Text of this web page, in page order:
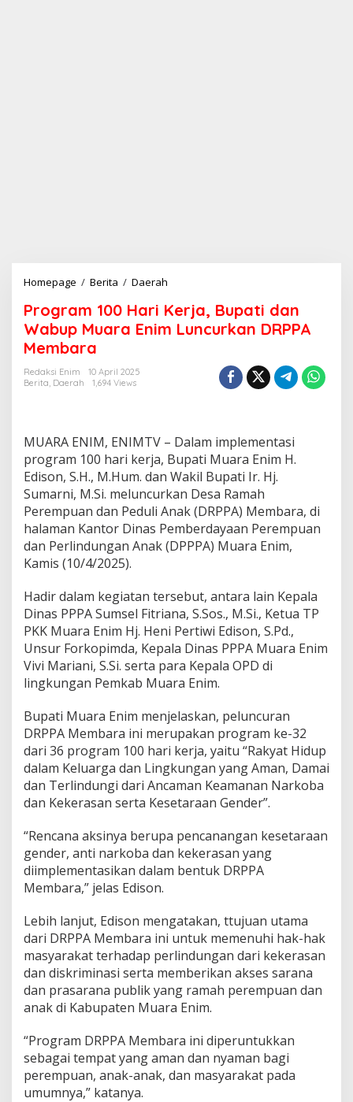
Homepage / Berita / Daerah
o
g
r
r
i
K
e
r
j
a
,
p
a
t
i
d
a
n
b
u
p
M
u
a
r
E
n
m
n
r
k
a
n
P
P
A
Program 100 Hari Kerja, Bupati dan
Wabup Muara Enim Luncurkan DRPPA
Membara
Redaksi Enim
10 April 2025
Berita, Daerah 1,694 Views
MUARA ENIM, ENIMTV – Dalam implementasi
program 100 hari kerja, Bupati Muara Enim H.
Edison, S.H., M.Hum. dan Wakil Bupati Ir. Hj.
Sumarni, M.Si. meluncurkan Desa Ramah
Perempuan dan Peduli Anak (DRPPA) Membara, di
halaman Kantor Dinas Pemberdayaan Perempuan
dan Perlindungan Anak (DPPPA) Muara Enim,
Kamis (10/4/2025).
Hadir dalam kegiatan tersebut, antara lain Kepala
Dinas PPPA Sumsel Fitriana, S.Sos., M.Si., Ketua TP
PKK Muara Enim Hj. Heni Pertiwi Edison, S.Pd.,
Unsur Forkopimda, Kepala Dinas PPPA Muara Enim
Vivi Mariani, S.Si. serta para Kepala OPD di
lingkungan Pemkab Muara Enim.
Bupati Muara Enim menjelaskan, peluncuran
DRPPA Membara ini merupakan program ke-32
dari 36 program 100 hari kerja, yaitu “Rakyat Hidup
dalam Keluarga dan Lingkungan yang Aman, Damai
dan Terlindungi dari Ancaman Keamanan Narkoba
dan Kekerasan serta Kesetaraan Gender”.
“Rencana aksinya berupa pencanangan kesetaraan
gender, anti narkoba dan kekerasan yang
diimplementasikan dalam bentuk DRPPA
Membara,” jelas Edison.
Lebih lanjut, Edison mengatakan, ttujuan utama
dari DRPPA Membara ini untuk memenuhi hak-hak
masyarakat terhadap perlindungan dari kekerasan
dan diskriminasi serta memberikan akses sarana
dan prasarana publik yang ramah perempuan dan
anak di Kabupaten Muara Enim.
“Program DRPPA Membara ini diperuntukkan
sebagai tempat yang aman dan nyaman bagi
perempuan, anak-anak, dan masyarakat pada
umumnya,” katanya.